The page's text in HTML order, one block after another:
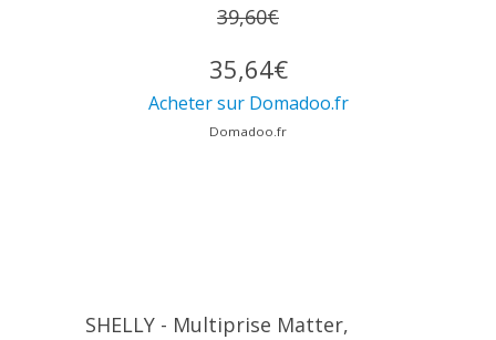
39,60€
35,64€
Acheter sur Domadoo.fr
Domadoo.fr
SHELLY - Multiprise Matter,